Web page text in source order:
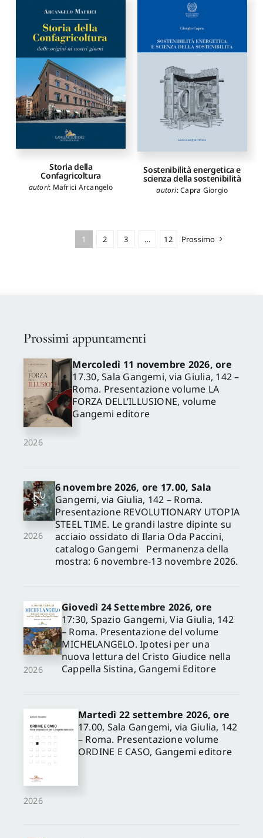
Storia della
Confagricoltura
autori: Mafrici Arcangelo
Sostenibilità energetica e
scienza della sostenibilità
autori:Capra Giorgio
1 2 3 … 12 Prossimo
Prossimi appuntamenti
2026
Mercoledì 11 novembre 2026, ore
17.30, Sala Gangemi, via Giulia, 142 –
Roma. Presentazione volume LA
FORZA DELL’ILLUSIONE, volume
Gangemi editore
2026
6 novembre 2026, ore 17.00, Sala
Gangemi, via Giulia, 142 – Roma.
Presentazione REVOLUTIONARY UTOPIA
STEEL TIME. Le grandi lastre dipinte su
acciaio ossidato di Ilaria Oda Paccini,
catalogo Gangemi Permanenza della
mostra: 6 novembre-13 novembre 2026.
2026
Giovedì 24 Settembre 2026, ore
17:30, Spazio Gangemi, Via Giulia, 142
– Roma. Presentazione del volume
MICHELANGELO. Ipotesi per una
nuova lettura del Cristo Giudice nella
Cappella Sistina, Gangemi Editore
2026
Martedì 22 settembre 2026, ore
17.00, Sala Gangemi, via Giulia, 142
– Roma. Presentazione volume
ORDINE E CASO, Gangemi editore